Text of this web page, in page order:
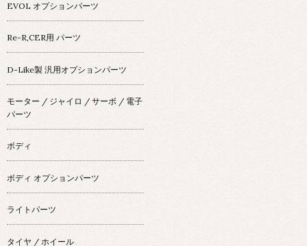
EVOL オプションパーツ
Re-R,CER用 パーツ
D-Like製 汎用オプションパーツ
モーター / ジャイロ / サーボ / 電子
パーツ
ボディ
ボディ オプションパーツ
ライトパーツ
タイヤ / ホイール